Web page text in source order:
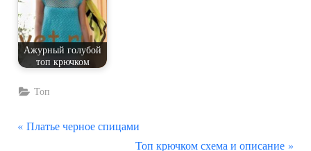
Ажурный голубой
топ крючком
Топ
Навигация
П
Платье черное спицами
С
Топ крючком схема и описание